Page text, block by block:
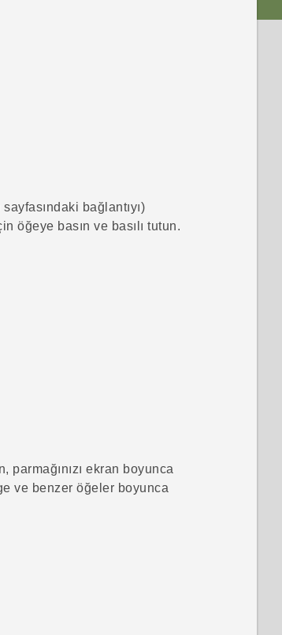
bağlantıyı)
öğeye basın ve basılı tutun.
parmağınızı ekran boyunca
ve benzer öğeler boyunca